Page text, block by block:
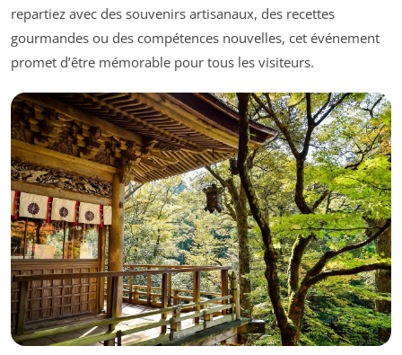
repartiez avec des souvenirs artisanaux, des recettes
gourmandes ou des compétences nouvelles, cet événement
promet d’être mémorable pour tous les visiteurs.